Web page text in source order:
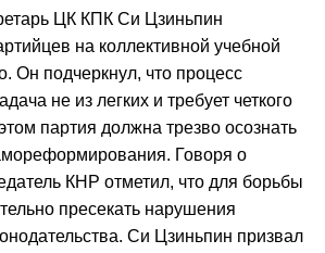
ЦК КПК Си Цзиньпин
на коллективной учебной
Он подчеркнул, что процесс
не из легких и требует четкого
партия должна трезво осознать
Говоря о
КНР отметил, что для борьбы
пресекать нарушения
Си Цзиньпин призвал